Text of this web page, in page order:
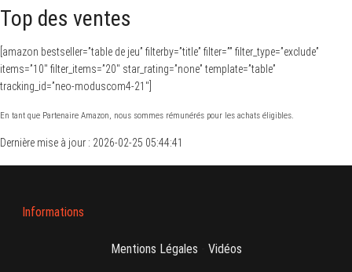
Top des ventes
[amazon bestseller=”table de jeu” filterby=”title” filter=”” filter_type=”exclude”
items=”10″ filter_items=”20″ star_rating=”none” template=”table”
tracking_id=”neo-moduscom4-21″]
En tant que Partenaire Amazon, nous sommes rémunérés pour les achats éligibles.
Dernière mise à jour : 2026-02-25 05:44:41
Informations
Mentions Légales Vidéos